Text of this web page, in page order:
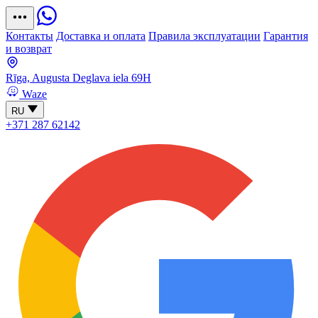
Контакты Доставка и оплата Правила эксплуатации Гарантия
и возврат
Rīga, Augusta Deglava iela 69H
Waze
RU
+371 287 62142